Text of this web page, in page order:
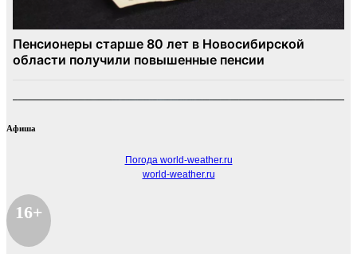
Афиша
Погода world-weather.ru
world-weather.ru
16+